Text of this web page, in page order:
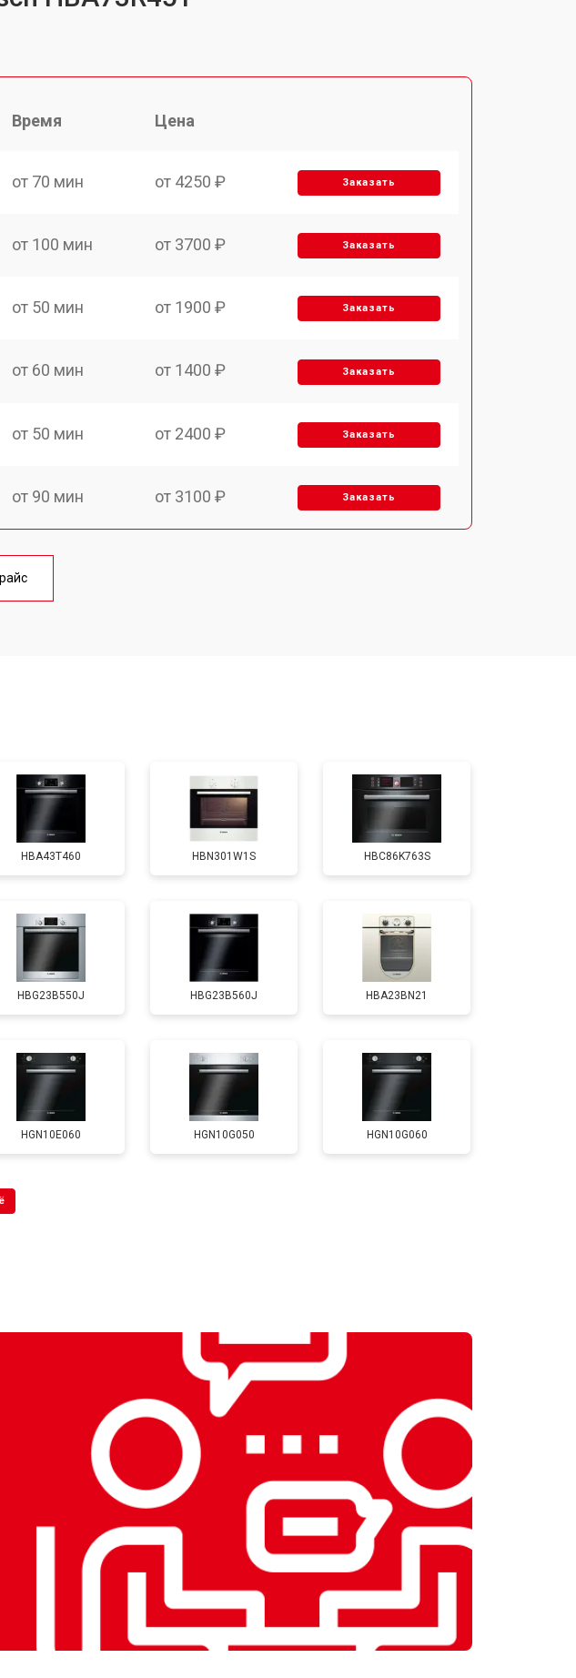
Время Цена
от 70 мин от 4250 ₽ Заказать
от 100 мин от 3700 ₽ Заказать
от 50 мин от 1900 ₽ Заказать
от 60 мин от 1400 ₽ Заказать
от 50 мин от 2400 ₽ Заказать
от 90 мин от 3100 ₽ Заказать
от 60 мин
HBA43T460 HBN301W1S HBC86K763S
HBG23B550J HBG23B560J HBA23BN21
HGN10E060 HGN10G050 HGN10G060